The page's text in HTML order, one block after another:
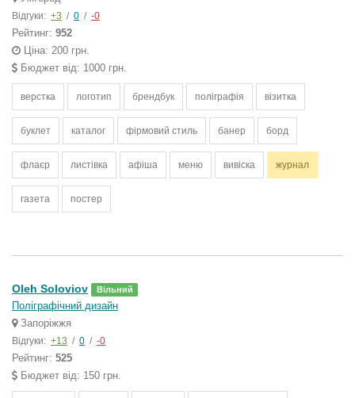
Відгуки: +3 / 0 / -0
Рейтинг: 952
Ціна: 200 грн.
Бюджет від: 1000 грн.
верстка логотип брендбук поліграфія візитка
буклет каталог фірмовий стиль банер борд
флаєр листівка афіша меню вивіска журнал
газета постер
Oleh Soloviov Вільний
Поліграфічний дизайн
Запоріжжя
Відгуки: +13 / 0 / -0
Рейтинг: 525
Бюджет від: 150 грн.